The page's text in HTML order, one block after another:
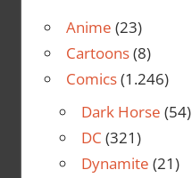
Anime (23)
Cartoons(8)
Comics(1.246)
Dark Horse (54)
DC (321)
Dynamite (21)